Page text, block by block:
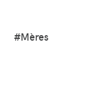
#Mères